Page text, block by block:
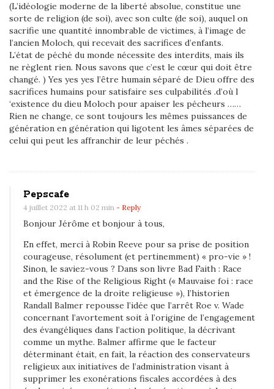
(L’idéologie moderne de la liberté absolue, constitue une
sorte de religion (de soi), avec son culte (de soi), auquel on
sacrifie une quantité innombrable de victimes, à l’image de
l’ancien Moloch, qui recevait des sacrifices d’enfants.
L’état de péché du monde nécessite des interdits, mais ils
ne règlent rien. Nous savons que c’est le cœur qui doit être
changé. ) Yes yes yes l’être humain séparé de Dieu offre des
sacrifices humains pour satisfaire ses culpabilités .d’où l
‘existence du dieu Moloch pour apaiser les pécheurs ……
Rien ne change, ce sont toujours les mêmes puissances de
génération en génération qui ligotent les âmes séparées de
celui qui peut les affranchir de leur péchés .
Pepscafe
4 juillet 2022 at 11 h 02 min - Reply
Bonjour Jérôme et bonjour à tous,
En effet, merci à Robin Reeve pour sa prise de position
courageuse, résolument (et pertinemment) « pro-vie » !
Sinon, le saviez-vous ? Dans son livre Bad Faith : Race
and the Rise of the Religious Right (« Mauvaise foi : race
et émergence de la droite religieuse »), l’historien
Randall Balmer repousse l’idée que l’arrêt Roe v. Wade
concernant l’avortement soit à l’origine de l’engagement
des évangéliques dans l’action politique, la décrivant
comme un mythe. Balmer affirme que le facteur
déterminant était, en fait, la réaction des conservateurs
religieux aux initiatives de l’administration visant à
supprimer les exonérations fiscales accordées à des